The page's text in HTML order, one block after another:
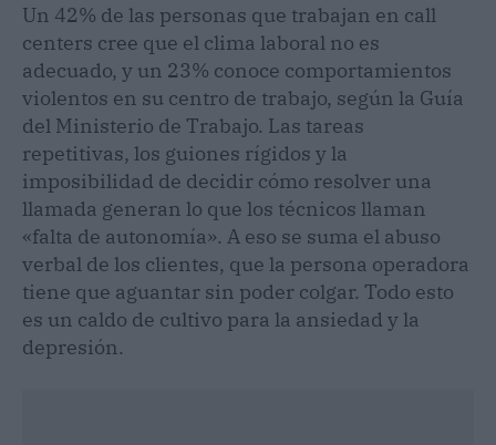
Un 42% de las personas que trabajan en call
centers cree que el clima laboral no es
adecuado, y un 23% conoce comportamientos
violentos en su centro de trabajo, según la Guía
del Ministerio de Trabajo. Las tareas
repetitivas, los guiones rígidos y la
imposibilidad de decidir cómo resolver una
llamada generan lo que los técnicos llaman
«falta de autonomía». A eso se suma el abuso
verbal de los clientes, que la persona operadora
tiene que aguantar sin poder colgar. Todo esto
es un caldo de cultivo para la ansiedad y la
depresión.